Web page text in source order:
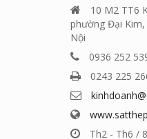
10 M2 TT6
phường Đại
Nội
0936 252
0243 225
Th2 - Th6 /